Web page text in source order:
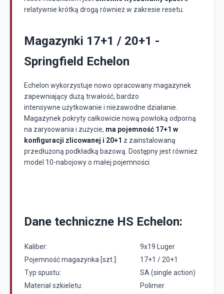
relatywnie krótką drogą również w zakresie resetu.
Magazynki 17+1 / 20+1 -
Springfield Echelon
Echelon wykorzystuje nowo opracowany magazynek
zapewniający dużą trwałość, bardzo
intensywne użytkowanie i niezawodne działanie.
Magazynek pokryty całkowicie nową powłoką odporną
na zarysowania i zużycie, ma pojemność 17+1 w
konfiguracji zlicowanej i 20+1 z zainstalowaną
przedłużoną podkładką bazową. Dostępny jest również
model 10-nabojowy o małej pojemności.
Dane techniczne HS Echelon:
Kaliber:
9x19 Luger
Pojemność magazynka [szt.]:
17+1 / 20+1
Typ spustu:
SA (single action)
Materiał szkieletu:
Polimer